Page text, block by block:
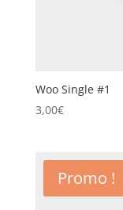
Woo Single #1
3,00€
Promo !